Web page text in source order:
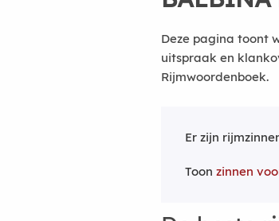
Deze pagina toont
uitspraak en
Rijmwoordenboek.
Er zijn
Toon zinnen